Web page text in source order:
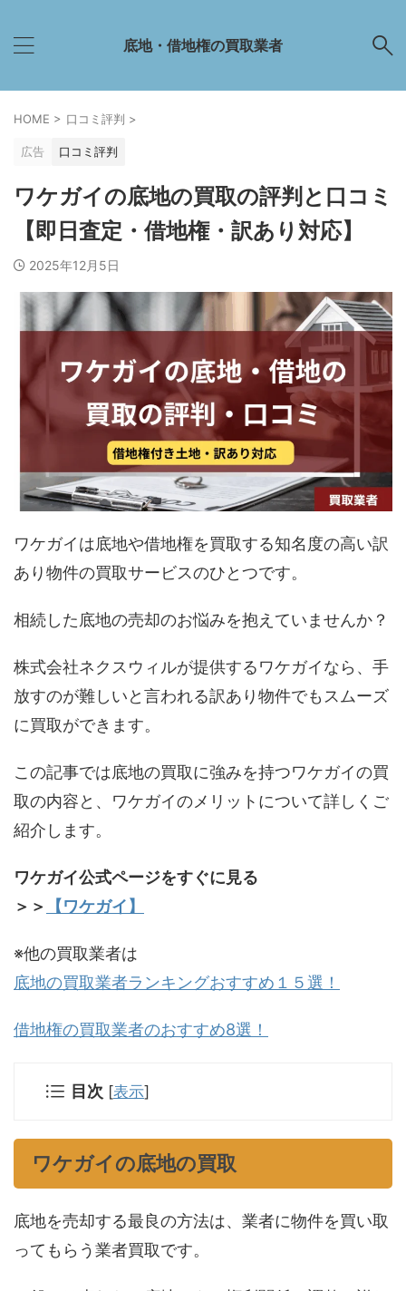
底地・借地権の買取業者
HOME > 口コミ評判 >
広告 口コミ評判
ワケガイの底地の買取の評判と口コミ
【即日査定・借地権・訳あり対応】
2025年12月5日
ワケガイは底地や借地権を買取する知名度の高い訳
あり物件の買取サービスのひとつです。
相続した底地の売却のお悩みを抱えていませんか？
株式会社ネクスウィルが提供するワケガイなら、手
放すのが難しいと言われる訳あり物件でもスムーズ
に買取ができます。
この記事では底地の買取に強みを持つワケガイの買
取の内容と、ワケガイのメリットについて詳しくご
紹介します。
ワケガイ公式ページをすぐに見る
＞＞
【ワケガイ】
※他の買取業者は
底地の買取業者ランキングおすすめ１５選！
借地権の買取業者のおすすめ8選！
目次 [表示]
ワケガイの底地の買取
底地を売却する最良の方法は、業者に物件を買い取
ってもらう業者買取です。